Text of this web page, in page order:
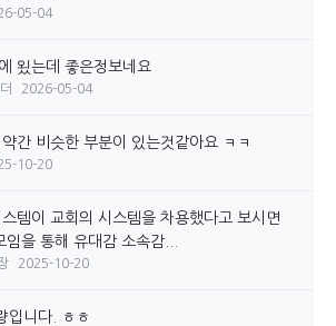
05-04
욌는데 좋은정보네요
2026-05-04
간 비슷한 부분이 있는것같아요 ㅋㅋ
10-20
템이 교회의 시스템을 차용했다고 보시면
을 통해 유대감 소속감...
2025-10-20
입니다. ㅎㅎ